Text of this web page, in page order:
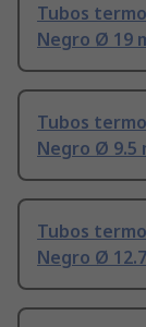
Tubos
Negro Ø 19
Tubos
Negro Ø 9.5
Tubos
Negro Ø